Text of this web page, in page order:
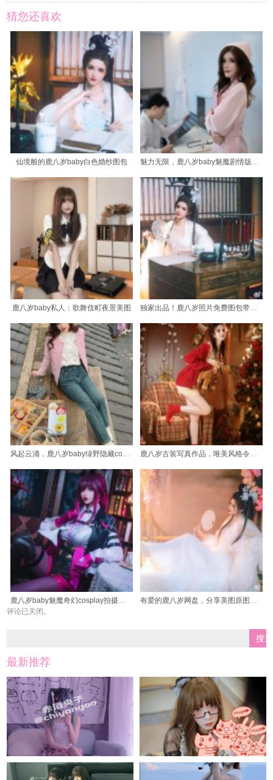
猜您还喜欢
仙境般的鹿八岁baby白色婚纱图包 魅力无限，鹿八岁baby魅魔剧情版cos图包，赏心悦目。
鹿八岁baby私人：歌舞伎町夜景美图 独家出品！鹿八岁照片免费图包带你走入梦幻世界
风起云涌，鹿八岁baby绿野隐藏cos图包 鹿八岁古装写真作品，唯美风格令人沉醉
评论已关闭。
最新推荐